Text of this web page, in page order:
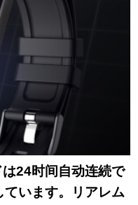
24时间自动连続で
います。リアレム